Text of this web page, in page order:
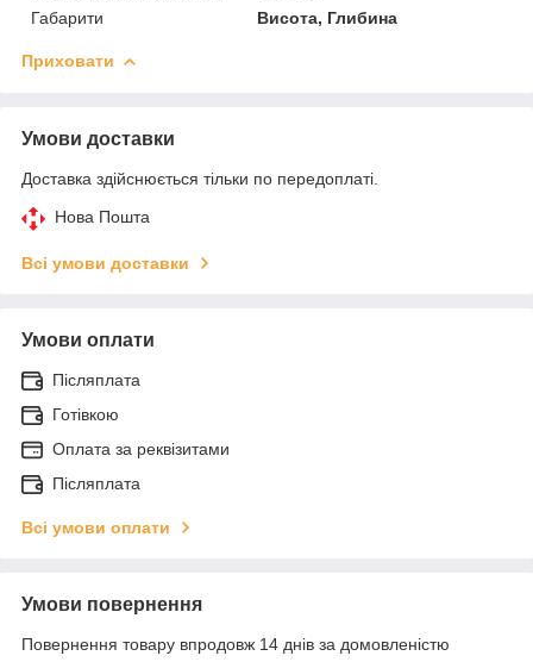
Габарити
Висота, Глибина
Приховати
Умови доставки
Доставка здійснюється тільки по передоплаті.
Нова Пошта
Всі умови доставки
Умови оплати
Післяплата
Готівкою
Оплата за реквізитами
Післяплата
Всі умови оплати
Умови повернення
Повернення товару впродовж 14 днів за домовленістю